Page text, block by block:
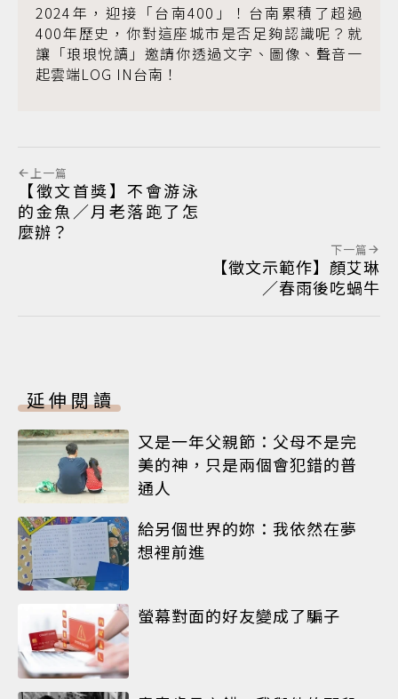
2024年，迎接「台南400」！台南累積了超過
400年歷史，你對這座城市是否足夠認識呢？就
讓「琅琅悅讀」邀請你透過文字、圖像、聲音一
起雲端LOG IN台南！
上一篇
【徵文首獎】不會游泳
的金魚／月老落跑了怎
麼辦？
下一篇
【徵文示範作】顏艾琳
／春雨後吃蝸牛
延伸閱讀
又是一年父親節：父母不是完
美的神，只是兩個會犯錯的普
通人
給另個世界的妳：我依然在夢
想裡前進
螢幕對面的好友變成了騙子